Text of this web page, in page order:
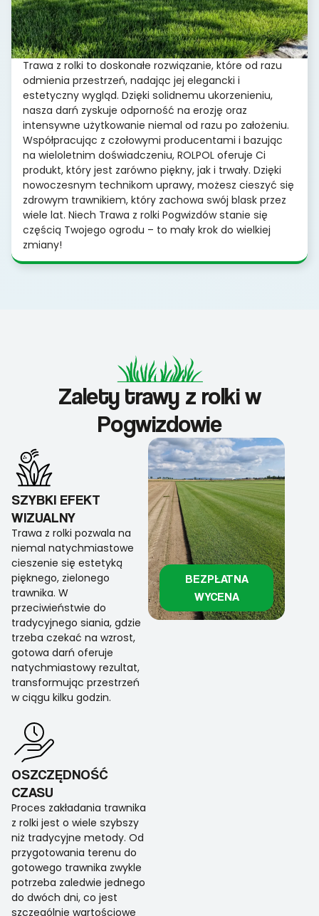
Trawa z rolki to doskonałe rozwiązanie, które od razu
odmienia przestrzeń, nadając jej elegancki i
estetyczny wygląd. Dzięki solidnemu ukorzenieniu,
nasza darń zyskuje odporność na erozję oraz
intensywne użytkowanie niemal od razu po założeniu.
Współpracując z czołowymi producentami i bazując
na wieloletnim doświadczeniu, ROLPOL oferuje Ci
produkt, który jest zarówno piękny, jak i trwały. Dzięki
nowoczesnym technikom uprawy, możesz cieszyć się
zdrowym trawnikiem, który zachowa swój blask przez
wiele lat. Niech Trawa z rolki Pogwizdów stanie się
częścią Twojego ogrodu – to mały krok do wielkiej
zmiany!
Zalety trawy z rolki w
Pogwizdowie
SZYBKI EFEKT
WIZUALNY
Trawa z rolki pozwala na
niemal natychmiastowe
cieszenie się estetyką
pięknego, zielonego
trawnika. W
przeciwieństwie do
tradycyjnego siania, gdzie
trzeba czekać na wzrost,
gotowa darń oferuje
natychmiastowy rezultat,
transformując przestrzeń
w ciągu kilku godzin.
OSZCZĘDNOŚĆ
CZASU
Proces zakładania trawnika
z rolki jest o wiele szybszy
niż tradycyjne metody. Od
przygotowania terenu do
gotowego trawnika zwykle
potrzeba zaledwie jednego
do dwóch dni, co jest
szczególnie wartościowe
BEZPŁATNA
WYCENA